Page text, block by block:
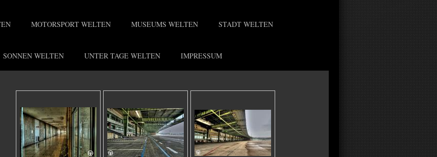
MOTORSPORT WELTEN MUSEUMS WELTEN STADT WELTEN
SONNEN WELTEN UNTER TAGE WELTEN IMPRESSUM